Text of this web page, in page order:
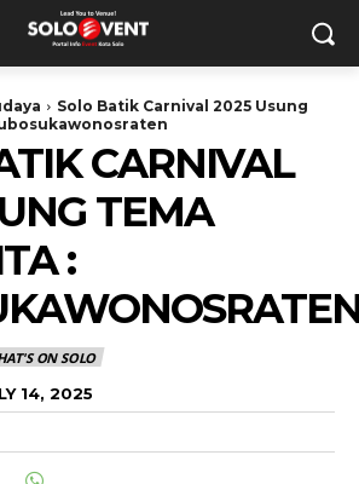
Solo Batik Carnival 2025 Usung
CARNIVAL
TEMA
:
ON SOLO
14, 2025